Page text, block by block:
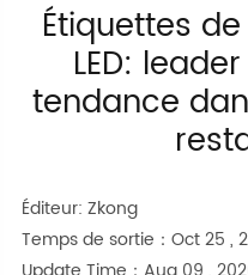
Étiquettes
LED:
tendance
Éditeur: Zkong
Temps de sortie：Oct 25 ,